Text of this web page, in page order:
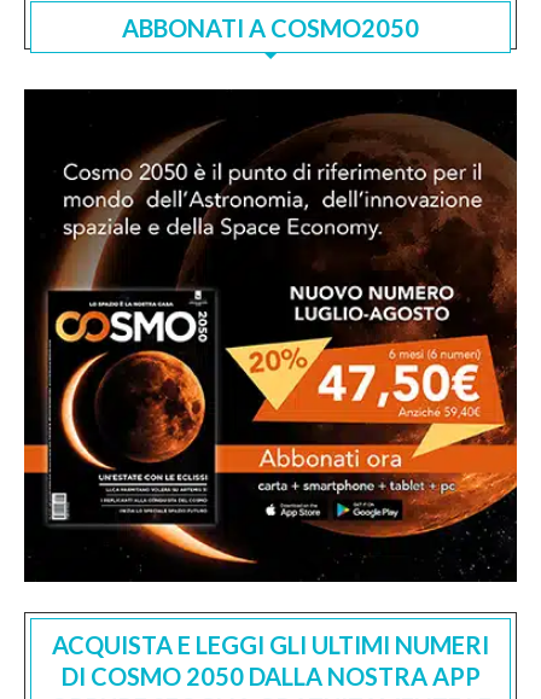
ABBONATI A COSMO2050
ACQUISTA E LEGGI GLI ULTIMI NUMERI
DI COSMO 2050 DALLA NOSTRA APP